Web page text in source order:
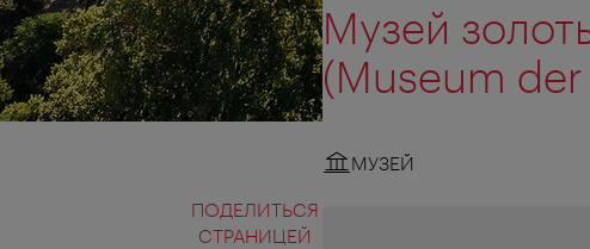
ПОДЕЛИТЬСЯ
СТРАНИЦЕЙ
Музей
(Museum
МУЗЕЙ